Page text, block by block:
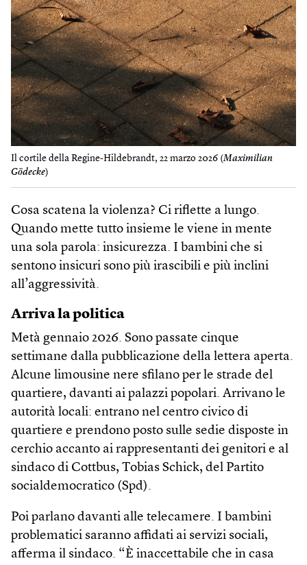
Il cortile della Regine-Hildebrandt, 22 marzo 2026 (Maximilian
Gödecke)
Cosa scatena la violenza? Ci riflette a lungo.
Quando mette tutto insieme le viene in mente
una sola parola: insicurezza. I bambini che si
sentono insicuri sono più irascibili e più inclini
all’aggressività.
Arriva la politica
Metà gennaio 2026. Sono passate cinque
settimane dalla pubblicazione della lettera aperta.
Alcune limousine nere sfilano per le strade del
quartiere, davanti ai palazzi popolari. Arrivano le
autorità locali: entrano nel centro civico di
quartiere e prendono posto sulle sedie disposte in
cerchio accanto ai rappresentanti dei genitori e al
sindaco di Cottbus, Tobias Schick, del Partito
socialdemocratico (Spd).
Poi parlano davanti alle telecamere. I bambini
problematici saranno affidati ai servizi sociali,
afferma il sindaco. “È inaccettabile che in casa